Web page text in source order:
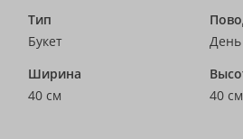
Тип
Букет
Ширина
40 см
40 см